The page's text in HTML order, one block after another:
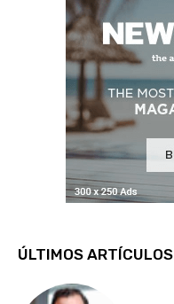
ÚLTIMOS ARTÍCULOS